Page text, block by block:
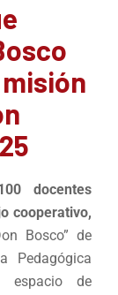
docentes
cooperativo,
Bosco” de
Pedagógica
espacio de